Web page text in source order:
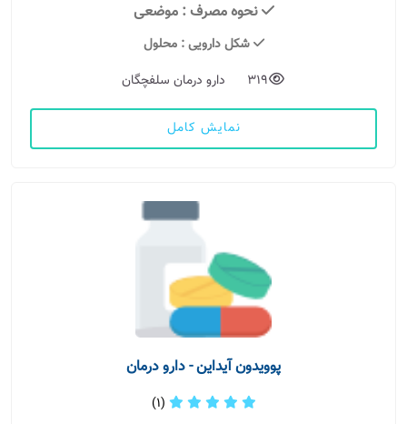
نحوه مصرف : موضعی
شکل دارویی: محلول
319
دارو درمان سلفچگان
نمایش کامل
پوویدون آیداین - دارو درمان
(1)